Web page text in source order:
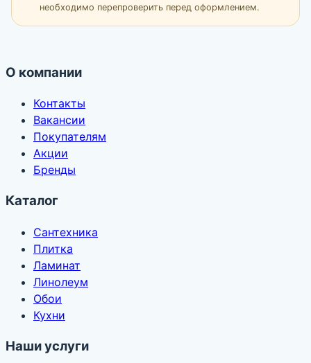
необходимо перепроверить перед оформлением.
О компании
Контакты
Вакансии
Покупателям
Акции
Бренды
Каталог
Сантехника
Плитка
Ламинат
Линолеум
Обои
Кухни
Наши услуги